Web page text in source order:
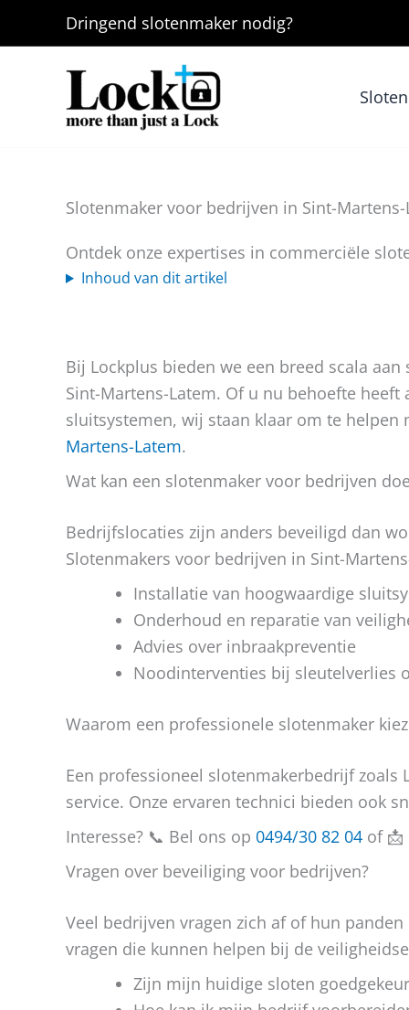
Dringend slotenmaker nodig?
Slotenmaker voor bedrijven in Sint-Martens-
Ontdek onze expertises in commerciële
Inhoud van dit artikel
Bij Lockplus bieden we een breed scala
Sint-Martens-Latem. Of u nu behoefte
sluitsystemen, wij staan klaar om te helpen
Martens-Latem.
Wat kan een slotenmaker voor bedrijven
Bedrijfslocaties zijn anders beveiligd dan
Slotenmakers voor bedrijven in Sint-
Installatie van hoogwaardige
Onderhoud en reparatie van
Advies over inbraakpreventie
Noodinterventies bij sleutelverlies
Waarom een professionele slotenmaker
Een professioneel slotenmakerbedrijf zoals
service. Onze ervaren technici bieden ook
Interesse? 📞 Bel ons op 0494/30 82 04 of 📩
Vragen over beveiliging voor bedrijven?
Veel bedrijven vragen zich af of hun
vragen die kunnen helpen bij de
Zijn mijn huidige sloten